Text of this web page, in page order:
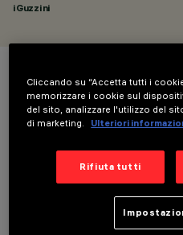
iGuzzini
COLORE
DATI TECNICI
ULTIMO AGGIORNAMENTO: 01/08/
Cliccando su “Accetta tutti i
memorizzare i cookie sul
del sito, analizzare l'utilizzo del
di marketing.
Ulteriori
Rifiuta tutti